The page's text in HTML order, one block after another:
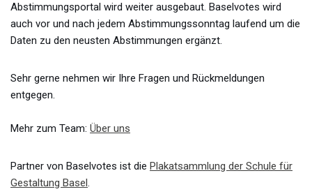
Abstimmungsportal wird weiter ausgebaut. Baselvotes wird
auch vor und nach jedem Abstimmungssonntag laufend um die
Daten zu den neusten Abstimmungen ergänzt.
Sehr gerne nehmen wir Ihre Fragen und Rückmeldungen
entgegen.
Mehr zum Team: Über uns
Partner von Baselvotes ist die Plakatsammlung der Schule für
Gestaltung Basel .